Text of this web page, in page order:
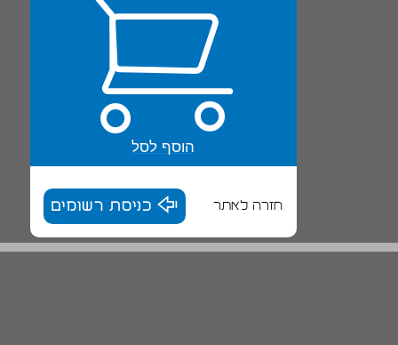
הוסף לסל
חזרה לאתר כניסת רשומים